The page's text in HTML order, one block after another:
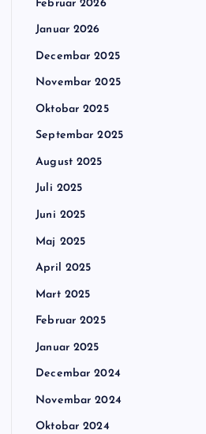
Februar 2026
Januar 2026
Decembar 2025
Novembar 2025
Oktobar 2025
Septembar 2025
August 2025
Juli 2025
Juni 2025
Maj 2025
April 2025
Mart 2025
Februar 2025
Januar 2025
Decembar 2024
Novembar 2024
Oktobar 2024